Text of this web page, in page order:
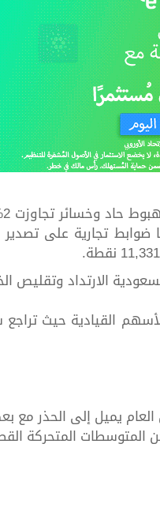
بعد زيادتها ضوابط تجارية
الارتداد
يميل إلى الحذر مع